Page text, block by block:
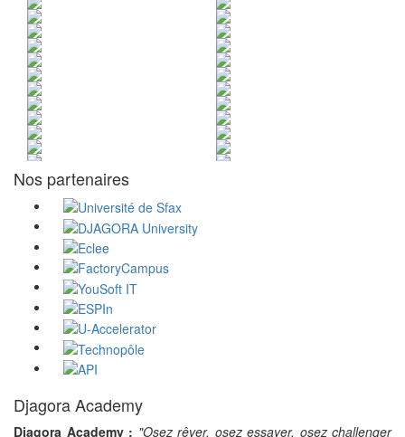
Nos partenaires
Djagora Academy
Djagora Academy : "Osez rêver, osez essayer, osez challenger